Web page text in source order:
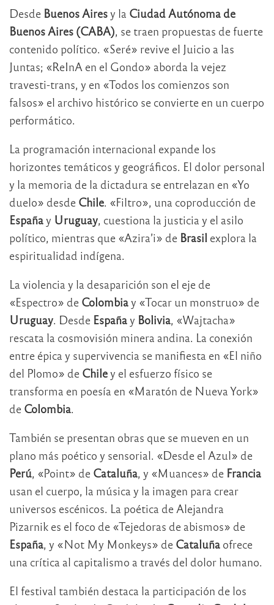
Desde Buenos Airesy la Ciudad Autónoma de
Buenos Aires (CABA), se traen propuestas de fuerte
contenido político. «Seré» revive el Juicio a las
Juntas; «ReInA en el Gondo» aborda la vejez
travesti-trans, y en «Todos los comienzos son
falsos» el archivo histórico se convierte en un cuerpo
performático.
La programación internacional expande los
horizontes temáticos y geográficos. El dolor personal
y la memoria de la dictadura se entrelazan en «Yo
duelo» desde Chile. «Filtro», una coproducción de
Españay Uruguay, cuestiona la justicia y el asilo
político, mientras que «Azira’i» de Brasil explora la
espiritualidad indígena.
La violencia y la desaparición son el eje de
«Espectro» de Colombiay «Tocar un monstruo» de
Uruguay. Desde Españay Bolivia, «Wajtacha»
rescata la cosmovisión minera andina. La conexión
entre épica y supervivencia se manifiesta en «El niño
del Plomo» de Chiley el esfuerzo físico se
transforma en poesía en «Maratón de Nueva York»
de Colombia.
También se presentan obras que se mueven en un
plano más poético y sensorial. «Desde el Azul» de
Perú, «Point» de Cataluña, y «Muances» de Francia
usan el cuerpo, la música y la imagen para crear
universos escénicos. La poética de Alejandra
Pizarnik es el foco de «Tejedoras de abismos» de
España, y «Not My Monkeys» de Cataluña ofrece
una crítica al capitalismo a través del dolor humano.
El festival también destaca la participación de los